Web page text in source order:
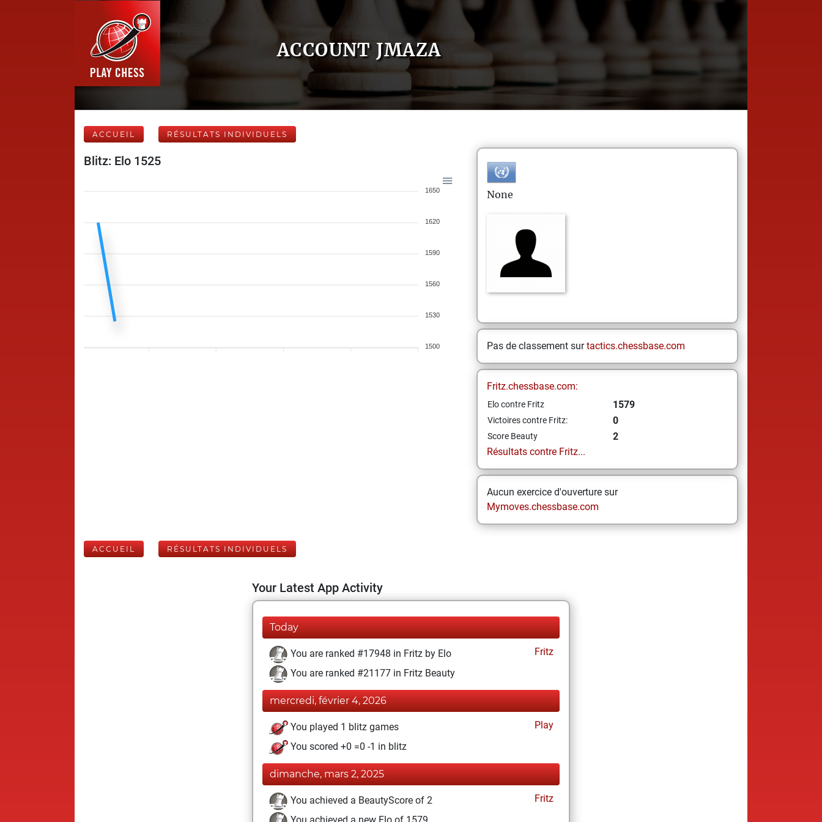
ACCOUNT JMAZA
ACCUEIL RÉSULTATS INDIVIDUELS
Blitz: Elo 1525
1650
1620
1590
1560
1530
1500
None
Pas de classement surtactics.chessbase.com
Fritz.chessbase.com:
Elo contre Fritz 1579
Victoires contre Fritz: 0
Score Beauty
2
Résultats contre Fritz...
Aucun exercice d'ouverture sur
Mymoves.chessbase.com
ACCUEIL RÉSULTATS INDIVIDUELS
Your Latest App Activity
Today
You are ranked #17948 in Fritz by Elo
Fritz
You are ranked #21177 in Fritz Beauty
mercredi, février 4, 2026
You played 1 blitz games
Play
You scored +0 =0 -1 in blitz
dimanche, mars 2, 2025
You achieved a BeautyScore of 2
Fritz